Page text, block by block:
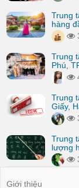
Trung
hàng
Trung
Phú,
Trung
Giấy,
Trung
lượng
Giới thiệu